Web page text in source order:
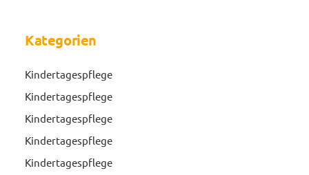
Kategorien
Kindertagespflege
Kindertagespflege
Kindertagespflege
Kindertagespflege
Kindertagespflege